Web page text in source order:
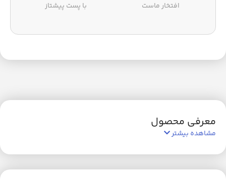
افتخار ماست با پست پیشتاز
معرفی محصول
مشاهده بیشتر